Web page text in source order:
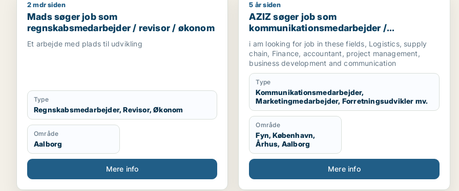
Mads søger job som regnskabsmedarbejder / revisor / økonom
2 mdr siden
Mads søger job som
regnskabsmedarbejder / revisor / økonom
Et arbejde med plads til udvikling
Type
Regnskabsmedarbejder, Revisor, Økonom
Område
Aalborg
Mere info
AZIZ søger job som kommunikationsmedarbejder
5 år siden
AZIZ søger job som
kommunikationsmedarbejder /
marketingmedarbejder /
forretningsudvikler /
regnskabsmedarbejder / revisor
i am looking for job in these fields, Logistics, supply
chain, Finance, accountant, project management,
business development and communication
Type
Kommunikationsmedarbejder,
Marketingmedarbejder, Forretningsudvikler mv.
Område
Fyn, København,
Århus, Aalborg
Mere info